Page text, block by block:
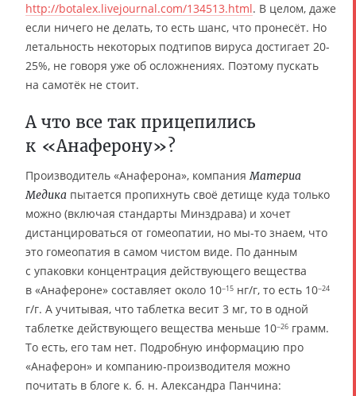
http://botalex.livejournal.com/134513.html. В целом, даже
если ничего не делать, то есть шанс, что пронесёт. Но
летальность некоторых подтипов вируса достигает 20-
25%, не говоря уже об осложнениях. Поэтому пускать
на самотёк не стоит.
А что все так прицепились
к «Анаферону»?
Производитель «Анаферона», компанияМатериа
Медика пытается пропихнуть своё детище куда только
можно (включая стандарты Минздрава) и хочет
дистанцироваться от гомеопатии, но мы-то знаем, что
это гомеопатия в самом чистом виде. По данным
с упаковки концентрация действующего вещества
в «Анафероне» составляет около 10−15 нг/г, то есть 10−24
г/г. А учитывая, что таблетка весит 3 мг, то в одной
таблетке действующего вещества меньше 10−26 грамм.
То есть, его там нет. Подробную информацию про
«Анаферон» и компанию-производителя можно
почитать в блоге к. б. н. Александра Панчина: